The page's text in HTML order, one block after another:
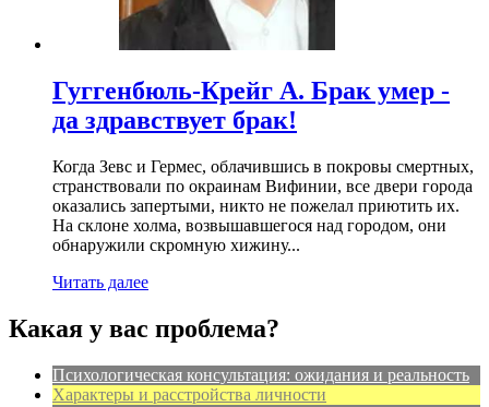
Гуггенбюль-Крейг А. Брак умер -
да здравствует брак!
Когда Зевс и Гермес, облачившись в покровы смертных,
странствовали по окраинам Вифинии, все двери города
оказались запертыми, никто не пожелал приютить их.
На склоне холма, возвышавшегося над городом, они
обнаружили скромную хижину...
Читать далее
Какая у вас проблема?
Психологическая консультация: ожидания и реальность
Характеры и расстройства личности